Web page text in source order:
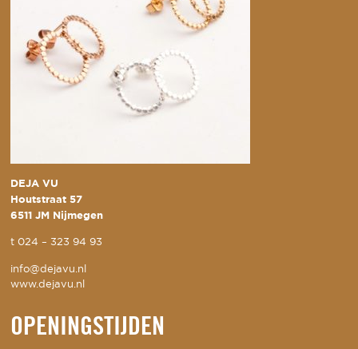
DEJA VU
Houtstraat 57
6511 JM Nijmegen
t024 – 323 94 93
info@dejavu.nl
www.dejavu.nl
OPENINGSTIJDEN